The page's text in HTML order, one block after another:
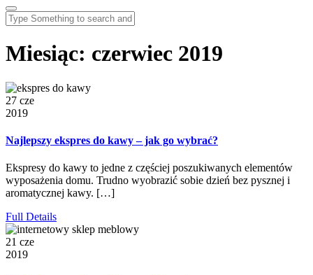
Miesiąc: czerwiec 2019
27 cze
2019
Najlepszy ekspres do kawy – jak go wybrać?
Ekspresy do kawy to jedne z częściej poszukiwanych elementów
wyposażenia domu. Trudno wyobrazić sobie dzień bez pysznej i
aromatycznej kawy. […]
Full Details
21 cze
2019